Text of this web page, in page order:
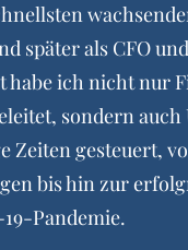
später als CFO
habe ich nicht nur
sondern
Zeiten gesteuert,
bis hin zur
Pandemie.